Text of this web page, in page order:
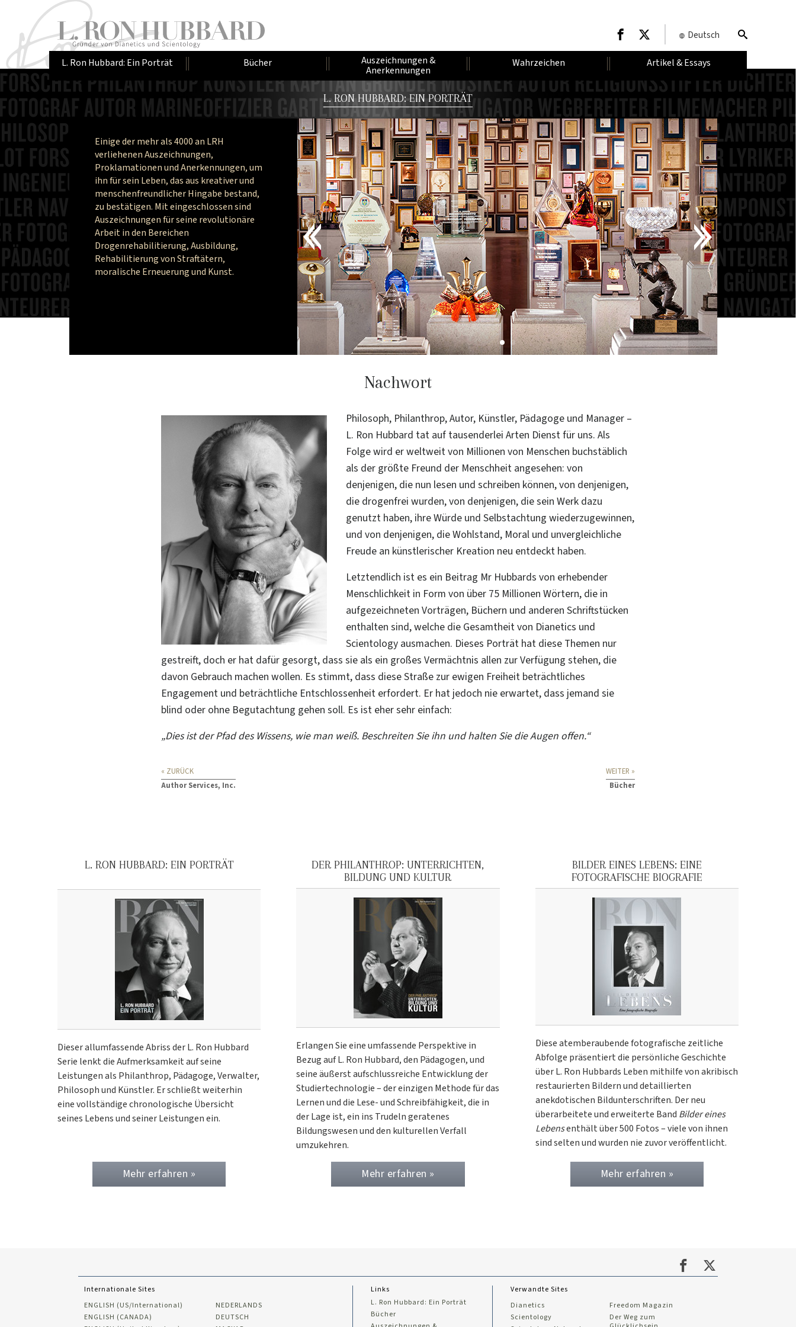
Deutsch
L. Ron Hubbard: Ein Porträt Bücher Auszeichnungen &
Anerkennungen
Wahrzeichen Artikel & Essays
L. RON HUBBARD: EIN PORTRÄT
Einige der mehr als 4000 an LRH
verliehenen Auszeichnungen,
Proklamationen und Anerkennungen, um
ihn für sein Leben, das aus kreativer und
menschenfreundlicher Hingabe bestand,
zu bestätigen. Mit eingeschlossen sind
Auszeichnungen für seine revolutionäre
Arbeit in den Bereichen
Drogenrehabilitierung, Ausbildung,
Rehabilitierung von Straftätern,
moralische Erneuerung und Kunst.
Nachwort
Philosoph, Philanthrop, Autor, Künstler, Pädagoge und Manager –
L. Ron Hubbard tat auf tausenderlei Arten Dienst für uns. Als
Folge wird er weltweit von Millionen von Menschen buchstäblich
als der größte Freund der Menschheit angesehen: von
denjenigen, die nun lesen und schreiben können, von denjenigen,
die drogenfrei wurden, von denjenigen, die sein Werk dazu
genutzt haben, ihre Würde und Selbstachtung wiederzugewinnen,
und von denjenigen, die Wohlstand, Moral und unvergleichliche
Freude an künstlerischer Kreation neu entdeckt haben.
Letztendlich ist es ein Beitrag Mr Hubbards von erhebender
Menschlichkeit in Form von über 75 Millionen Wörtern, die in
aufgezeichneten Vorträgen, Büchern und anderen Schriftstücken
enthalten sind, welche die Gesamtheit von Dianetics und
Scientology ausmachen. Dieses Porträt hat diese Themen nur
gestreift, doch er hat dafür gesorgt, dass sie als ein großes Vermächtnis allen zur Verfügung stehen, die
davon Gebrauch machen wollen. Es stimmt, dass diese Straße zur ewigen Freiheit beträchtliches
Engagement und beträchtliche Entschlossenheit erfordert. Er hat jedoch nie erwartet, dass jemand sie
blind oder ohne Begutachtung gehen soll. Es ist eher sehr einfach:
„Dies ist der Pfad des Wissens, wie man weiß. Beschreiten Sie ihn und halten Sie die Augen offen.“
« ZURÜCK
Author Services, Inc.
WEITER »
Bücher
L. RON HUBBARD: EIN PORTRÄT
Dieser allumfassende Abriss der L. Ron Hubbard
Serie lenkt die Aufmerksamkeit auf seine
Leistungen als Philanthrop, Pädagoge, Verwalter,
Philosoph und Künstler. Er schließt weiterhin
eine vollständige chronologische Übersicht
seines Lebens und seiner Leistungen ein.
Mehr erfahren »
DER PHILANTHROP: UNTERRICHTEN,
BILDUNG UND KULTUR
Erlangen Sie eine umfassende Perspektive in
Bezug auf L. Ron Hubbard, den Pädagogen, und
seine äußerst aufschlussreiche Entwicklung der
Studiertechnologie – der einzigen Methode für das
Lernen und die Lese- und Schreibfähigkeit, die in
der Lage ist, ein ins Trudeln geratenes
Bildungswesen und den kulturellen Verfall
umzukehren.
Mehr erfahren »
BILDER EINES LEBENS: EINE
FOTOGRAFISCHE BIOGRAFIE
Diese atemberaubende fotografische zeitliche
Abfolge präsentiert die persönliche Geschichte
über L. Ron Hubbards Leben mithilfe von akribisch
restaurierten Bildern und detaillierten
anekdotischen Bildunterschriften. Der neu
überarbeitete und erweiterte Band Bilder eines
Lebensenthält über 500 Fotos – viele von ihnen
sind selten und wurden nie zuvor veröffentlicht.
Mehr erfahren »
Internationale Sites
ENGLISH (US/International)
ENGLISH (CANADA)
NEDERLANDS
DEUTSCH
Links
L. Ron Hubbard: Ein Porträt
Bücher
Verwandte Sites
Dianetics
Scientology
Freedom Magazin
Der Weg zum